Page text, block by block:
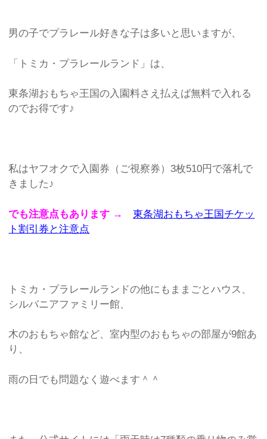
男の子でプラレール好きな子は多いと思いますが、
「トミカ・プラレールランド」は、
東条湖おもちゃ王国の入園料さえ払えば無料で入れる
のでお得です♪
私はヤフオクで入園券（ご視察券）3枚510円で落札で
きました♪
でも注意点もあります →
東条湖おもちゃ王国チケッ
ト割引券と注意点
トミカ・プラレールランドの他にもままごとハウス、
シルバニアファミリー館、
木のおもちゃ館など、室内型のおもちゃの部屋が9館あ
り、
雨の日でも問題なく遊べます＾＾